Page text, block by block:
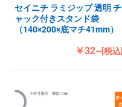
セイニチ ラミジップ 透明 チ
ャック付きスタンド袋
（140×200×底マチ41mm）
￥32~[税込]